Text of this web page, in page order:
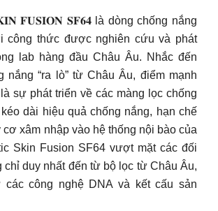
𝐅𝐔𝐒𝐈𝐎𝐍 𝐒𝐅𝟔𝟒 là dòng chống nắng
công thức được nghiên cứu và phát
lab hàng đầu Châu Âu. Nhắc đến
nắng “ra lò” từ Châu Âu, điểm mạnh
sự phát triển về các màng lọc chống
dài hiệu quả chống nắng, hạn chế
cơ xâm nhập vào hệ thống nội bào của
Skin Fusion SF64 vượt mặt các đối
chỉ duy nhất đến từ bộ lọc từ Châu Âu,
các công nghệ DNA và kết cấu sản